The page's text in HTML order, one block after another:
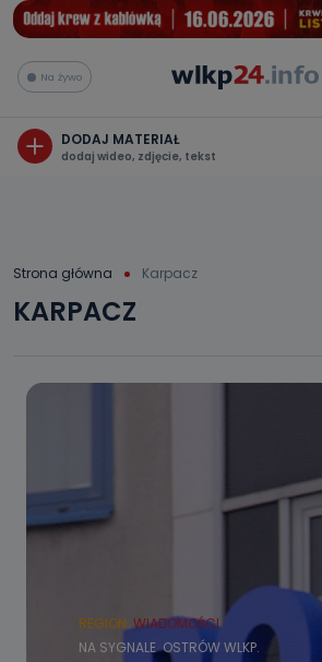
Na żywo
DODAJ MATERIAŁ
dodaj wideo, zdjęcie, tekst
Strona główna Karpacz
KARPACZ
REGION WIADOMOŚCI
NA SYGNALE OSTRÓW WLKP.